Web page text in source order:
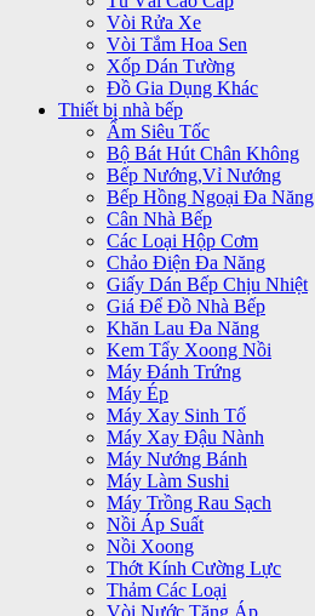
Vòi Rửa Xe
Vòi Tắm Hoa Sen
Xốp Dán Tường
Đồ Gia Dụng Khác
Thiết bị nhà bếp
Ấm Siêu Tốc
Bộ Bát Hút Chân Không
Bếp Nướng,Vỉ Nướng
Bếp Hồng Ngoại Đa Năng
Cân Nhà Bếp
Các Loại Hộp Cơm
Chảo Điện Đa Năng
Giấy Dán Bếp Chịu Nhiệt
Giá Để Đồ Nhà Bếp
Khăn Lau Đa Năng
Kem Tẩy Xoong Nồi
Máy Đánh Trứng
Máy Ép
Máy Xay Sinh Tố
Máy Xay Đậu Nành
Máy Nướng Bánh
Máy Làm Sushi
Máy Trồng Rau Sạch
Nồi Áp Suất
Nồi Xoong
Thớt Kính Cường Lực
Thảm Các Loại